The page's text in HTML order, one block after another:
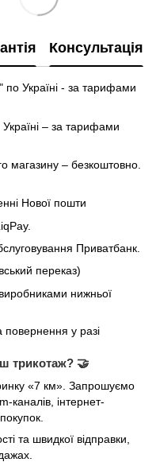
Консультація
Україні - за тарифами
– за тарифами
магазину – безкоштовно.
Нової пошти
Приватбанк.
переказ)
нижньої
повернення у разі
трикотаж? 🤝
«7 км». Запрошуємо
каналів, інтернет-
та швидкої відправки,